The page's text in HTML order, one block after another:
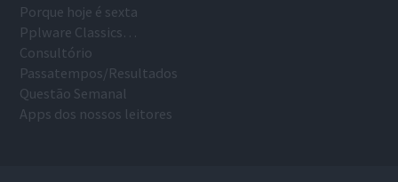
Porque hoje é sexta
Pplware Classics…
Consultório
Passatempos/Resultados
Questão Semanal
Apps dos nossos leitores